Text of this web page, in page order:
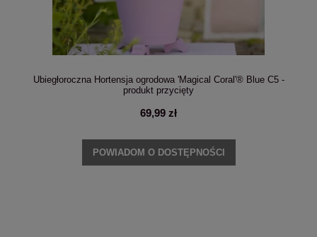
Ubiegłoroczna Hortensja ogrodowa 'Magical Coral'® Blue C5 -
produkt przycięty
69,99 zł
POWIADOM O DOSTĘPNOŚCI